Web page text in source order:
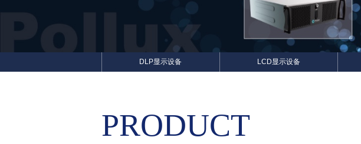
DLP显示设备 LCD显示设备
PRODUCT